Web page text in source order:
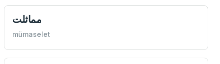
مماثلت
mümaselet